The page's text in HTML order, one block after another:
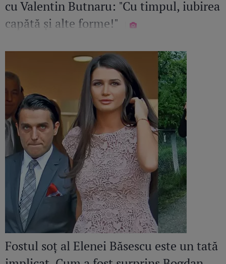
cu Valentin Butnaru: "Cu timpul, iubirea
capătă și alte forme!"
Fostul soț al Elenei Băsescu este un tată